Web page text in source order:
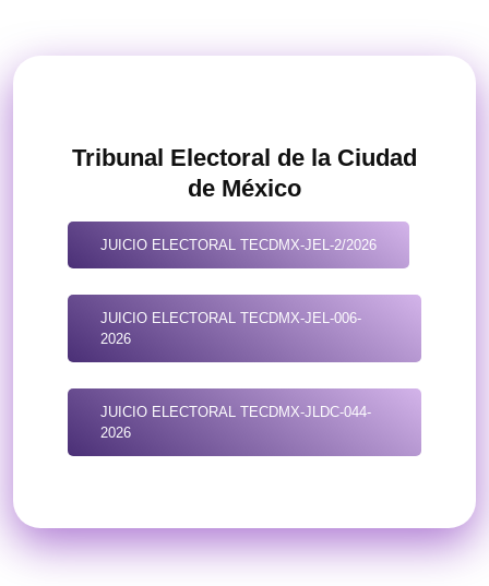
Tribunal Electoral de la Ciudad
de México
JUICIO ELECTORAL TECDMX-JEL-2/2026
JUICIO ELECTORAL TECDMX-JEL-006-
2026
JUICIO ELECTORAL TECDMX-JLDC-044-
2026